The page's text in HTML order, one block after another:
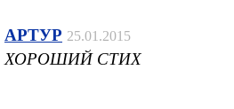
АРТУР 25.01.2015
ХОРОШИЙ СТИХ